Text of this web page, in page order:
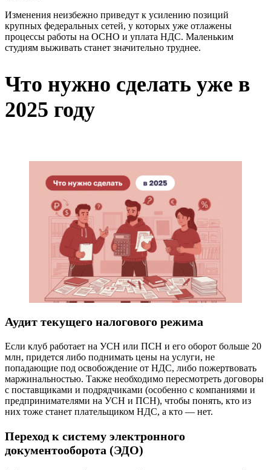
Изменения неизбежно приведут к усилению позиций
крупных федеральных сетей, у которых уже отлажены
процессы работы на ОСНО и уплата НДС. Маленьким
студиям выживать станет значительно труднее.
Что нужно сделать уже в
2025 году
Аудит текущего налогового режима
Если клуб работает на УСН или ПСН и его оборот больше 20
млн, придется либо поднимать цены на услуги, не
попадающие под освобождение от НДС, либо пожертвовать
маржинальностью. Также необходимо пересмотреть договоры
с поставщиками и подрядчиками (особенно с компаниями и
предпринимателями на УСН и ПСН), чтобы понять, кто из
них тоже станет плательщиком НДС, а кто — нет.
Переход к систему электронного
документооборота (ЭДО)